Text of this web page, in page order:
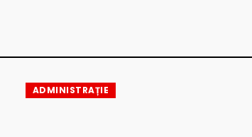
ADMINISTRAȚIE